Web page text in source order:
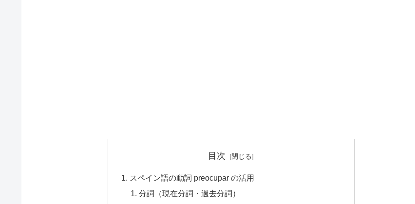
目次
スペイン語の動詞 preocupar の活用
分詞（現在分詞・過去分詞）